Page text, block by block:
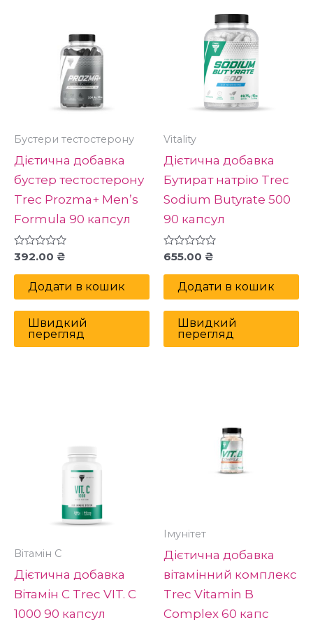
Бустери тестостерону
Дієтична добавка
бустер тестостерону
Trec Prozma+ Men’s
Formula 90 капсул
Оцінено
392.00 ₴
Додати в кошик
Швидкий
перегляд
Vitality
Дієтична добавка
Бутират натрію Trec
Sodium Butyrate 500
90 капсул
Оцінено
655.00 ₴
Додати в кошик
Швидкий
перегляд
Вітамін С
Дієтична добавка
Вітамін С Trec VIT. C
1000 90 капсул
Імунітет
Дієтична добавка
вітамінний комплекс
Trec Vitamin B
Complex 60 капс